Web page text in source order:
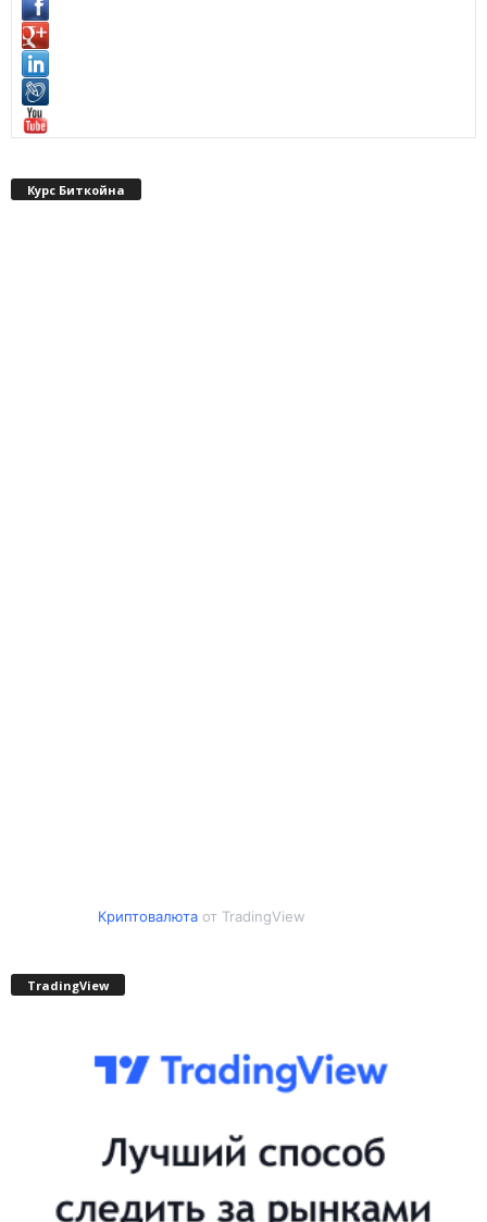
Курс Биткойна
Криптовалютаот TradingView
TradingView